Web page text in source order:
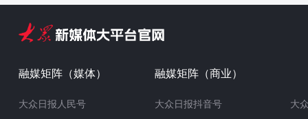
融媒矩阵（媒体）
大众日报人民号
融媒矩阵（商业）
大众日报抖音号
大